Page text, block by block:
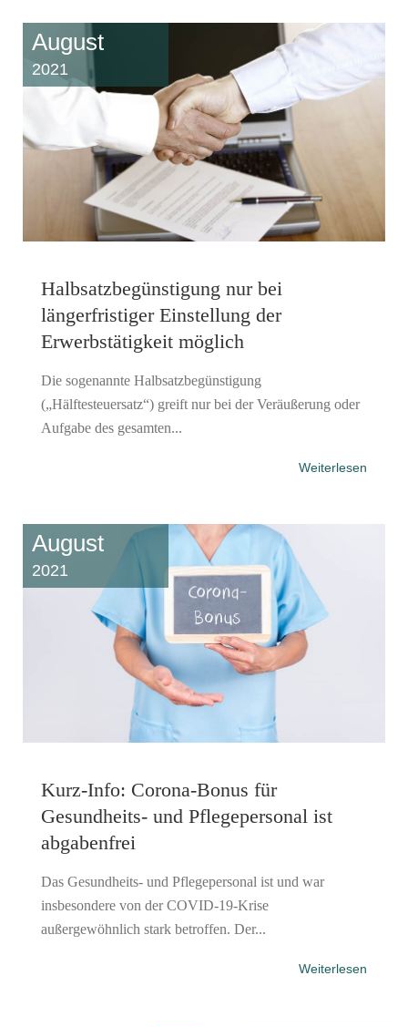
August
2021
Halbsatzbegünstigung nur bei
längerfristiger Einstellung der
Erwerbstätigkeit möglich
Die sogenannte Halbsatzbegünstigung
(„Hälftesteuersatz“) greift nur bei der Veräußerung oder
Aufgabe des gesamten...
Weiterlesen
August
2021
Kurz-Info: Corona-Bonus für
Gesundheits- und Pflegepersonal ist
abgabenfrei
Das Gesundheits- und Pflegepersonal ist und war
insbesondere von der COVID-19-Krise
außergewöhnlich stark betroffen. Der...
Weiterlesen